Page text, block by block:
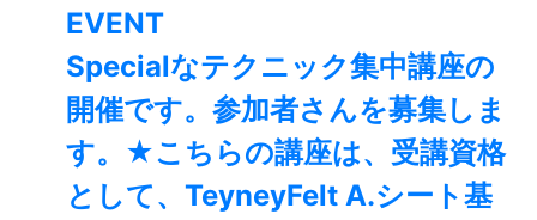
EVENT
Specialなテクニック集中講座の
開催です。参加者さんを募集しま
す。★こちらの講座は、受講資格
として、TeyneyFelt A.シート基